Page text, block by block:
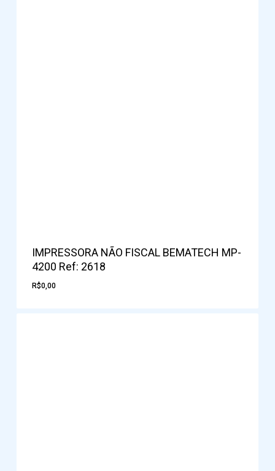
IMPRESSORA NÃO FISCAL BEMATECH MP-
4200 Ref: 2618
R$0,00